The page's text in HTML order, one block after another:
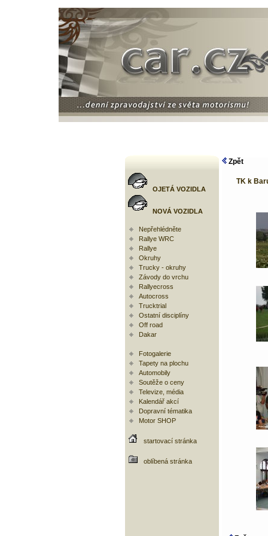
OJETÁ VOZIDLA
NOVÁ VOZIDLA
Nepřehlédněte
Rallye WRC
Rallye
Okruhy
Trucky - okruhy
Závody do vrchu
Rallyecross
Autocross
Trucktrial
Ostatní disciplíny
Off road
Dakar
Fotogalerie
Tapety na plochu
Automobily
Soutěže o ceny
Televize, média
Kalendář akcí
Dopravní tématika
Motor SHOP
startovací stránka
oblíbená stránka
Zpět
TK k